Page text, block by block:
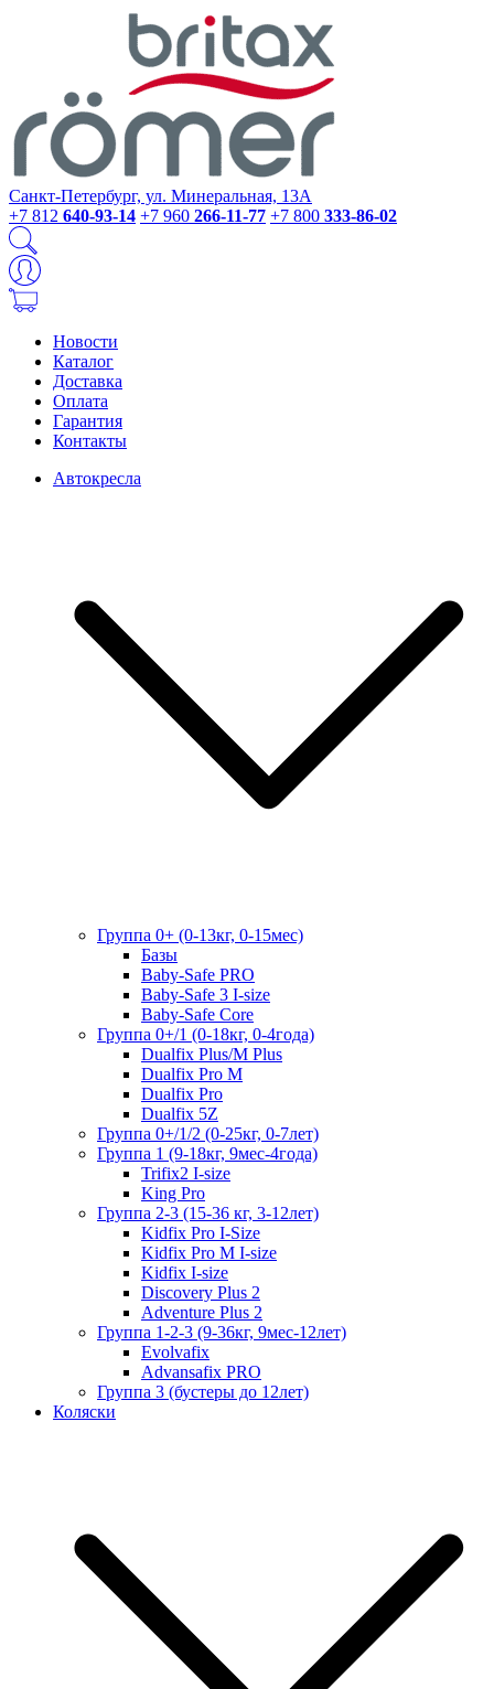
Санкт-Петербург, ул. Минеральная, 13А
+7 812 640-93-14 +7 960 266-11-77 +7 800 333-86-02
Новости
Каталог
Доставка
Оплата
Гарантия
Контакты
Автокресла
Группа 0+ (0-13кг, 0-15мес)
Базы
Baby-Safe PRO
Baby-Safe 3 I-size
Baby-Safe Core
Группа 0+/1 (0-18кг, 0-4года)
Dualfix Plus/M Plus
Dualfix Pro M
Dualfix Pro
Dualfix 5Z
Группа 0+/1/2 (0-25кг, 0-7лет)
Группа 1 (9-18кг, 9мес-4года)
Trifix2 I-size
King Pro
Группа 2-3 (15-36 кг, 3-12лет)
Kidfix Pro I-Size
Kidfix Pro M I-size
Kidfix I-size
Discovery Plus 2
Adventure Plus 2
Группа 1-2-3 (9-36кг, 9мес-12лет)
Evolvafix
Advansafix PRO
Группа 3 (бустеры до 12лет)
Коляски